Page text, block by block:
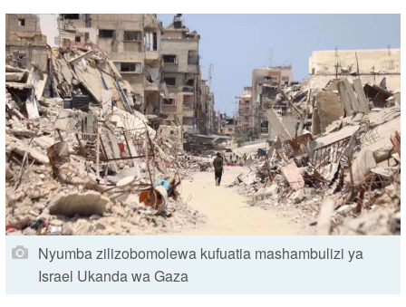
Nyumba zilizobomolewa kufuatia mashambulizi ya
Israel Ukanda wa Gaza